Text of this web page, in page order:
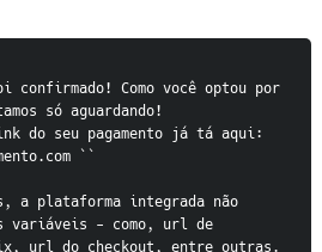
confirmado! Como você optou por
só aguardando!
do seu pagamento já tá aqui:
``
a plataforma integrada não
variáveis - como, url de
url do checkout, entre outras.